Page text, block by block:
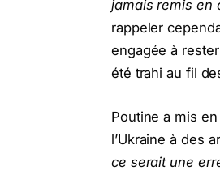
jamais remis en
rappeler
engagée à
été trahi au fil
Poutine a mis
l’Ukraine à des
ce serait une